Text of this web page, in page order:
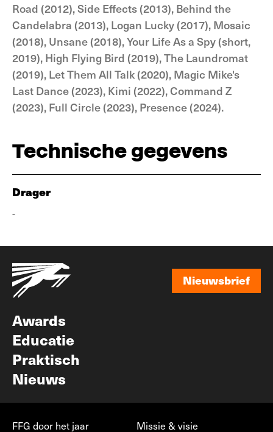
Road (2012), Side Effects (2013), Behind the
Candelabra (2013), Logan Lucky (2017), Mosaic
(2018), Unsane (2018), Your Life As a Spy (short,
2019), High Flying Bird (2019), The Laundromat
(2019), Let Them All Talk (2020), Magic Mike's
Last Dance (2023), Kimi (2022), Command Z
(2023), Full Circle (2023), Presence (2024).
Technische gegevens
Drager
-
Nieuwsbrief
Awards
Educatie
Praktisch
Nieuws
FFG door het jaar Missie & visie